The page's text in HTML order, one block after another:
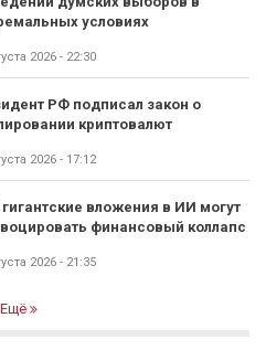
условиях
2026 - 22:30
РФ подписал закон о
криптовалют
2026 - 17:12
гигантские вложения в ИИ могут
финансовый коллапс
2026 - 21:35
Ещё